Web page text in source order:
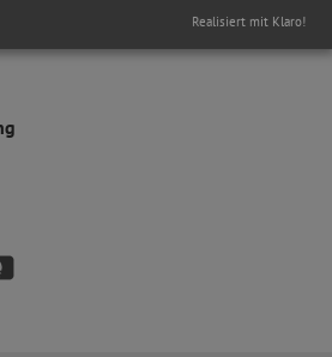
Realisiert mit Klaro!